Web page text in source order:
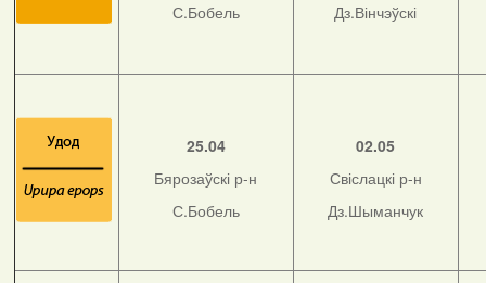
С.Бобель
Дз.Вінчэўскі
25.04
Бярозаўскі р-н
С.Бобель
02.05
Свіслацкі р-н
Дз.Шыманчук